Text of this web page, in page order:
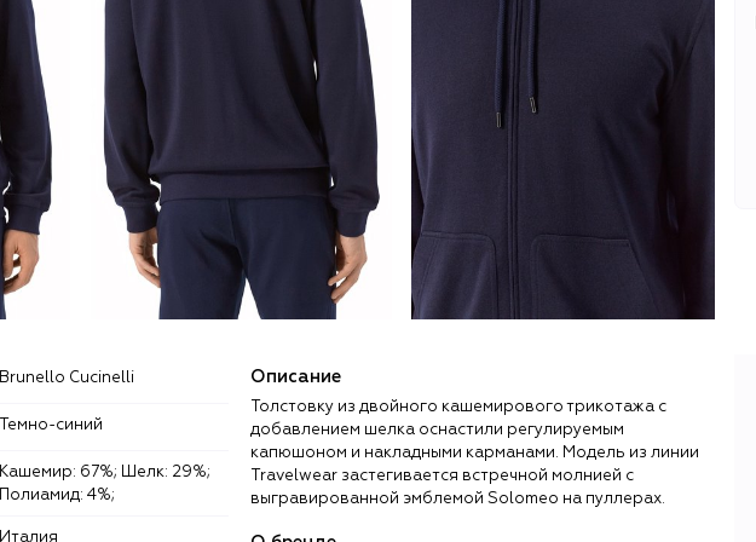
Brunello Cucinelli
Темно-синий
Кашемир: 67%; Шелк: 29%;
Полиамид: 4%;
Италия
Описание
Толстовку из двойного кашемирового трикотажа с
добавлением шелка оснастили регулируемым
капюшоном и накладными карманами. Модель из линии
Travelwear застегивается встречной молнией с
выгравированной эмблемой Solomeo на пуллерах.